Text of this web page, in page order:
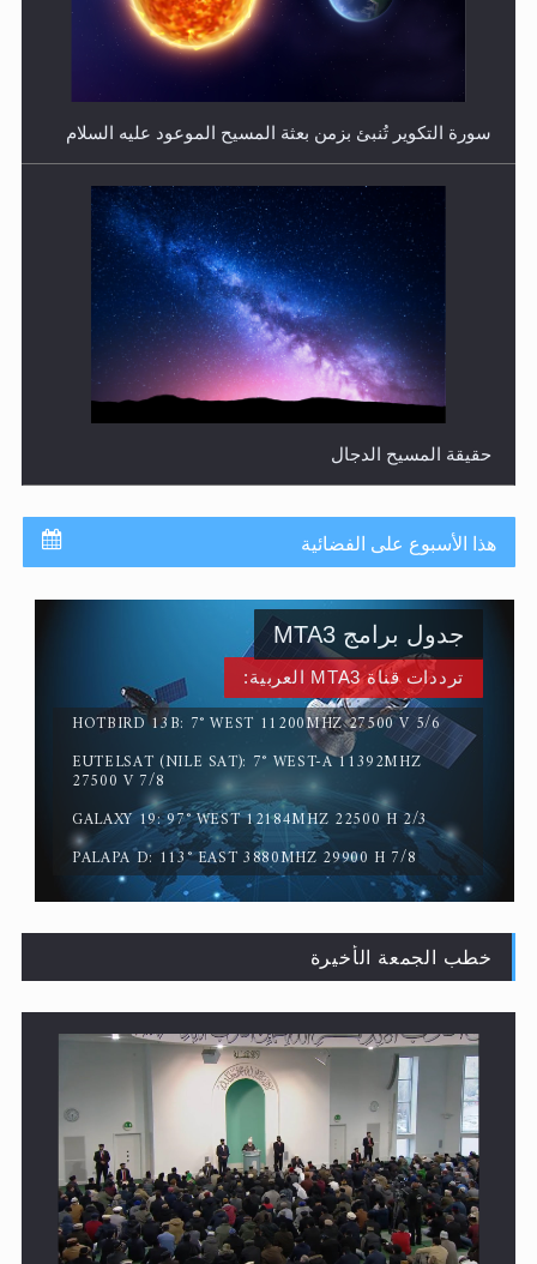
فتوى أمير المؤمنين الميرزا مسرور أحمد أيده الله في أطفال
سورة التكوير تُنبئ بزمن بعثة المسيح الموعود عليه السلام
حقيقة المسيح الدجال
القرآن قاضٍ وحكمٌ على السنة ومهيمنٌ عليها.. ليس العكس
لا ناسخ ولا منسوخ في القرآن الكريم
هذا الأسبوع على الفضائية
ترددات قناة MTA3 العربية:
HOTBIRD 13B: 7° WEST 11200MHZ 27500 V 5/6
EUTELSAT (NILE SAT): 7° WEST-A 11392MHZ
27500 V 7/8
GALAXY 19: 97° WEST 12184MHZ 22500 H 2/3
PALAPA D: 113° EAST 3880MHZ 29900 H 7/8
جدول برامج MTA3
خطب الجمعة الأخيرة